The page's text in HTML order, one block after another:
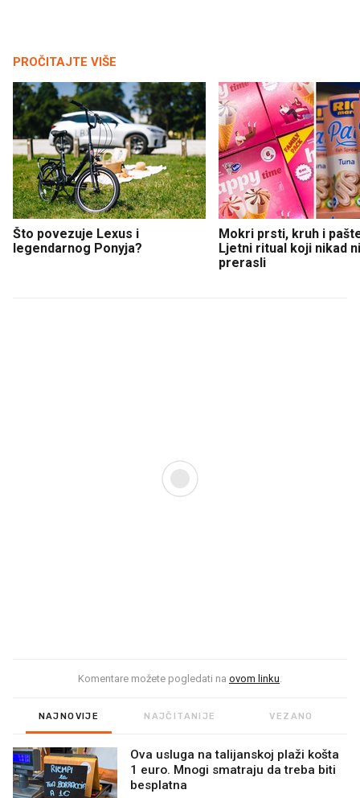
PROČITAJTE VIŠE
Što povezuje Lexus i
legendarnog Ponyja?
Mokri prsti, kruh i
Ljetni ritual koji nikad
prerasli
Komentare možete pogledati na ovom linku.
NAJNOVIJE NAJČITANIJE VEZANO
Ova usluga na talijanskoj plaži košta
1 euro. Mnogi smatraju da treba biti
besplatna